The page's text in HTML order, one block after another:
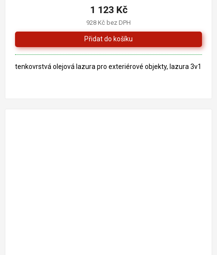
produktu
je
5,0
z
5
hvězdiček.
928 Kč bez DPH
1 123 Kč
tenkovrstvá olejová lazura pro exteriérové objekty, lazura 3v1